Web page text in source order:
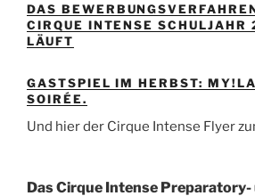
DAS
CIRQUE INTENSE
LÄUFT
GASTSPIEL IM HERBST:
SOIRÉE.
Und hier der Cirque Intense Flyer
Das Cirque Intense Preparatory-